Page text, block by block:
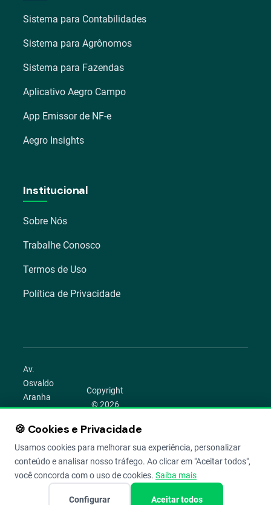
Sistema para Contabilidades
Sistema para Agrônomos
Sistema para Fazendas
Aplicativo Aegro Campo
App Emissor de NF-e
Aegro Insights
Institucional
Sobre Nós
Trabalhe Conosco
Termos de Uso
Política de Privacidade
Av.
Osvaldo
Aranha
1022 –
Bom
Porto
Alegre –
RS
Copyright
© 2026
Todos os
direitos
reservados.
🍪 Cookies e Privacidade
Usamos cookies para melhorar sua experiência, personalizar
conteúdo e analisar nosso tráfego. Ao clicar em "Aceitar todos",
você concorda com o uso de cookies. Saiba mais
Configurar Aceitar todos